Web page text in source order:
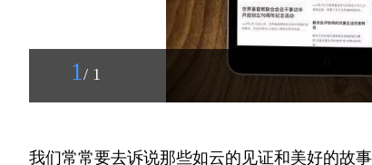
1 / 1
我们常常要去诉说那些如云的见证和美好的故